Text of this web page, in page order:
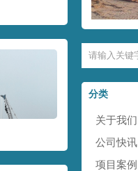
分类
关于我们
公司快讯
项目案例